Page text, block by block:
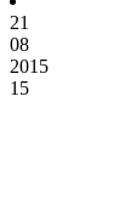
21
08
2015
15